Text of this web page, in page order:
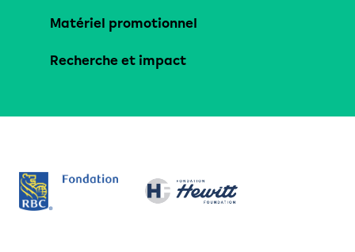
Matériel promotionnel
Recherche et impact